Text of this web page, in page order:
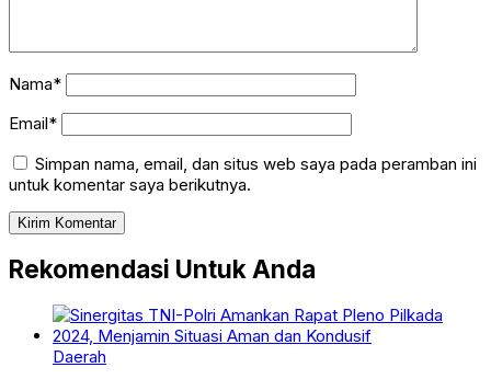
Nama*
Email*
Simpan nama, email, dan situs web saya pada peramban ini
untuk komentar saya berikutnya.
Rekomendasi Untuk Anda
Daerah